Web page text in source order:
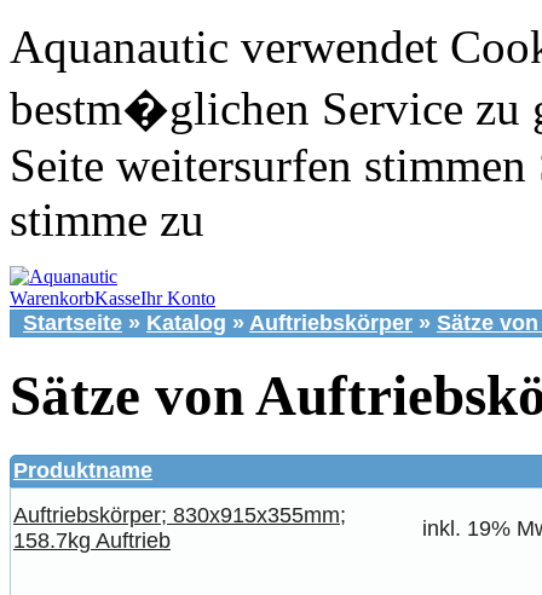
Aquanautic verwendet
bestm�glichen Service zu
Seite weitersurfen stimmen
stimme zu
WarenkorbKasseIhr Konto
Startseite » Katalog » Auftriebskörper » Sätze
Sätze von
Produktname
Auftriebskörper; 830x915x355mm;
158.7kg Auftrieb
inkl. 19%